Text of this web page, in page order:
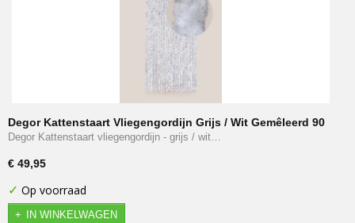
Degor Kattenstaart Vliegengordijn Grijs / Wit Gemêleerd 90
x 210 cm
Degor Kattenstaart vliegengordijn - grijs / wit…
€ 49,95
✓ Op voorraad
IN WINKELWAGEN